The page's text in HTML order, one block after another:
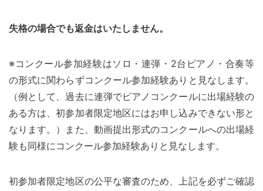
失格の場合でも返金はいたしません。
※コンクール参加経験はソロ・連弾・2台ピアノ・合奏等
の形式に関わらずコンクール参加経験ありと見なします。
（例として、過去に連弾でピアノコンクールに出場経験の
ある方は、初参加者限定地区にはお申し込みできない形と
なります。）また、動画提出形式のコンクールへの出場経
験も同様にコンクール参加経験ありと見なします。
初参加者限定地区の公平な審査のため、上記を必ずご確認